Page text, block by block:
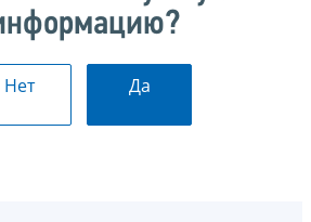
Нет Да